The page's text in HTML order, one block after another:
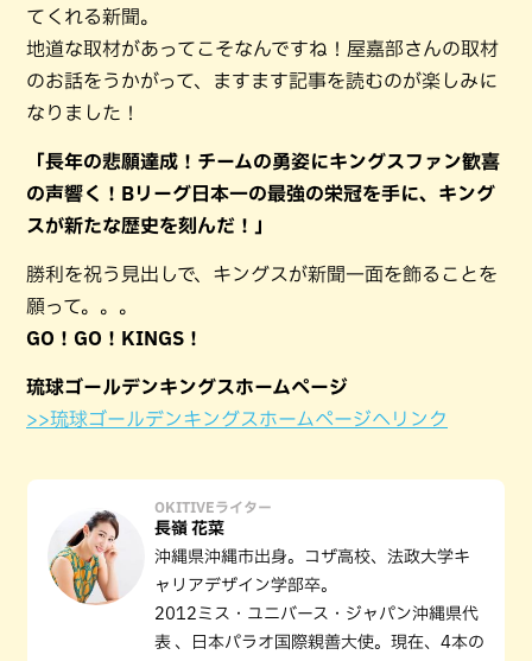
てくれる新聞。
地道な取材があってこそなんですね！屋嘉部さんの取材
のお話をうかがって、ますます記事を読むのが楽しみに
なりました！
「長年の悲願達成！チームの勇姿にキングスファン歓喜
の声響く！Bリーグ日本一の最強の栄冠を手に、キング
スが新たな歴史を刻んだ！」
勝利を祝う見出しで、キングスが新聞一面を飾ることを
願って。。。
GO！GO！KINGS！
琉球ゴールデンキングスホームページ
>>琉球ゴールデンキングスホームページへリンク
OKITIVEライター
長嶺 花菜
沖縄県沖縄市出身。コザ高校、法政大学キ
ャリアデザイン学部卒。
2012ミス・ユニバース・ジャパン沖縄県代
表 、日本パラオ国際親善大使。現在、4本の